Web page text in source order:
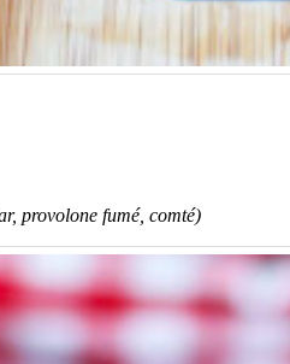
provolone fumé, comté)